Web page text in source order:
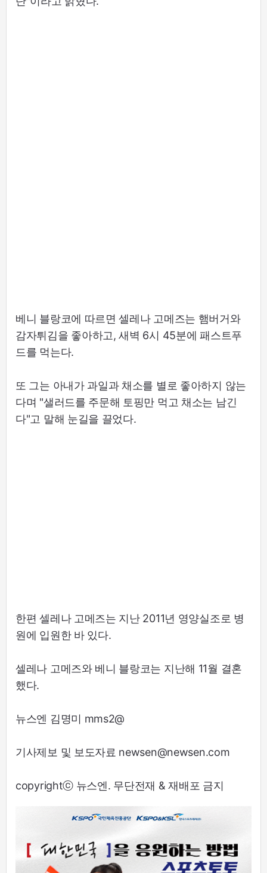
베니 블랑코에 따르면 셀레나 고메즈는 햄버거와
감자튀김을 좋아하고, 새벽 6시 45분에 패스트푸
드를 먹는다.
또 그는 아내가 과일과 채소를 별로 좋아하지 않는
다며 "샐러드를 주문해 토핑만 먹고 채소는 남긴
다"고 말해 눈길을 끌었다.
한편 셀레나 고메즈는 지난 2011년 영양실조로 병
원에 입원한 바 있다.
셀레나 고메즈와 베니 블랑코는 지난해 11월 결혼
했다.
뉴스엔 김명미 mms2@
기사제보 및 보도자료 newsen@newsen.com
copyrightⓒ 뉴스엔. 무단전재 & 재배포 금지